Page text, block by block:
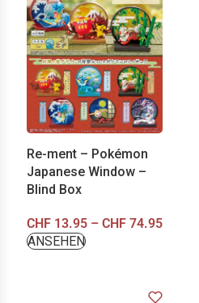
Re-ment – Pokémon
Japanese Window –
Blind Box
CHF 13.95 – CHF 74.95
ANSEHEN